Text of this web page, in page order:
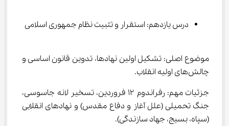
درس یازدهم: استقرار و تثبیت نظام جمهوری اسلامی
موضوع اصلی: تشکیل اولین نهادها، تدوین قانون اساسی و
چالش‌های اولیه انقلاب.
جزئیات مهم: رفراندوم ۱۲ فروردین، تسخیر لانه جاسوسی،
جنگ تحمیلی (علل آغاز و دفاع مقدس) و نهادهای انقلابی
(سپاه، بسیج، جهاد سازندگی).